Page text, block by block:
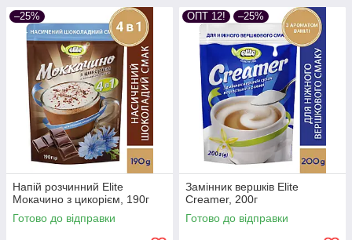
–25%
Напій розчинний Elite
Мокачино з цикорієм, 190г
Готово до відправки
ОПТ 12! –25%
Замінник вершків Elite
Creamer, 200г
Готово до відправки